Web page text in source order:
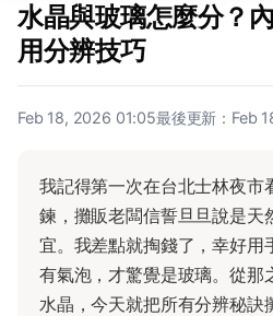
水晶與玻璃怎麼分？
用分辨技巧
Feb 18, 2026 01:05最後更新：Feb
我記得第一次在台北士林夜市
鍊，攤販老闆信誓旦旦說是天
宜。我差點就掏錢了，幸好用
有氣泡，才驚覺是玻璃。從那
水晶，今天就把所有分辨秘訣